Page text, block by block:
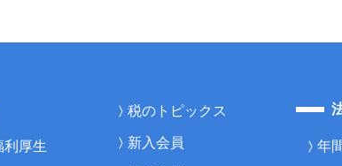
利厚生
税のトピックス
新入会員 年